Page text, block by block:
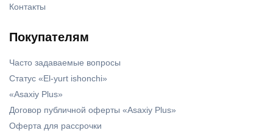
Контакты
Покупателям
Часто задаваемые вопросы
Статус «El-yurt ishonchi»
«Asaxiy Plus»
Договор публичной оферты «Asaxiy Plus»
Оферта для рассрочки